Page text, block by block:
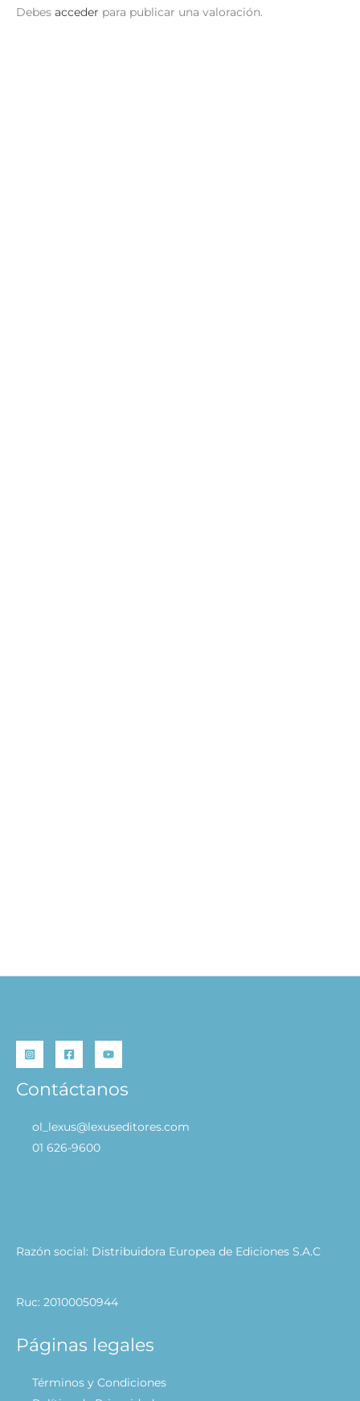
Debes acceder para publicar una valoración.
Contáctanos
ol_lexus@lexuseditores.com
01 626-9600
Razón social: Distribuidora Europea de Ediciones S.A.C
Ruc: 20100050944
Páginas legales
Términos y Condiciones